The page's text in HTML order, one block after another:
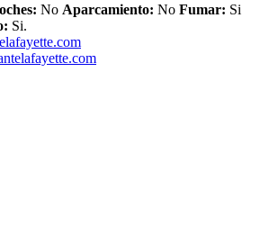
No Aparcamiento: No Fumar: Si
Si.